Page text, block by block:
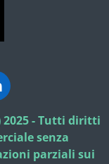
2025 - Tutti diritti
senza
parziali sui